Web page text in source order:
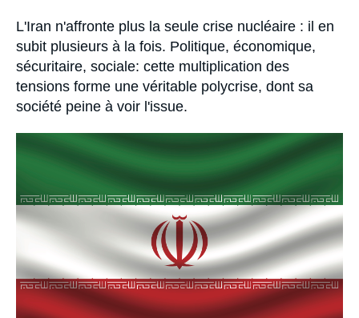
Accroche
L'Iran n'affronte plus la seule crise nucléaire : il en
subit plusieurs à la fois. Politique, économique,
sécuritaire, sociale: cette multiplication des
tensions forme une véritable polycrise, dont sa
société peine à voir l'issue.